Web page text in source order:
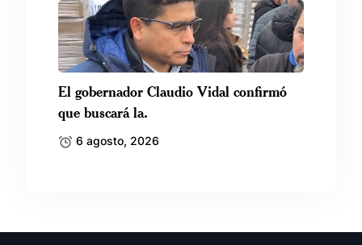
El gobernador Claudio Vidal confirmó
que buscará la.
6 agosto, 2026